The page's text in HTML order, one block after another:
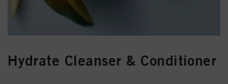
Hydrate Cleanser & Conditioner